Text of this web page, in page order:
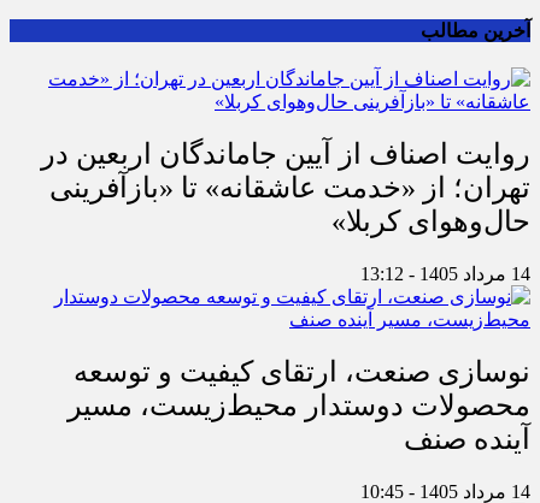
آخرین مطالب
روایت اصناف از آیین جاماندگان اربعین در
تهران؛ از «خدمت عاشقانه» تا «بازآفرینی
حال‌وهوای کربلا»
14 مرداد 1405 - 13:12
نوسازی صنعت، ارتقای کیفیت و توسعه
محصولات دوستدار محیط‌زیست، مسیر
آینده صنف
14 مرداد 1405 - 10:45